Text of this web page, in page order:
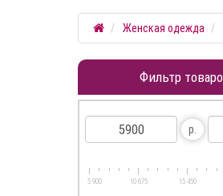
Женская одежда
Фильтр
р.
5 900 10 675 15 450